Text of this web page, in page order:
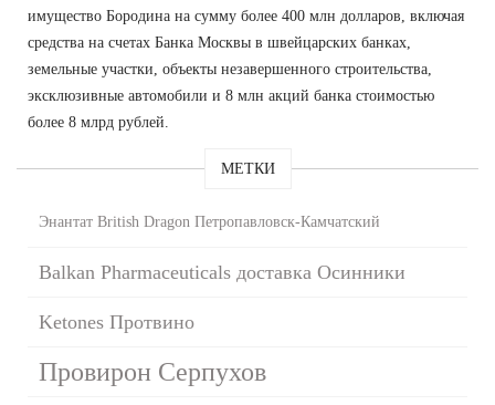
имущество Бородина на сумму более 400 млн долларов, включая
средства на счетах Банка Москвы в швейцарских банках,
земельные участки, объекты незавершенного строительства,
эксклюзивные автомобили и 8 млн акций банка стоимостью
более 8 млрд рублей.
МЕТКИ
Энантат British Dragon Петропавловск-Камчатский
Balkan Pharmaceuticals доставка Осинники
Ketones Протвино
Провирон Серпухов